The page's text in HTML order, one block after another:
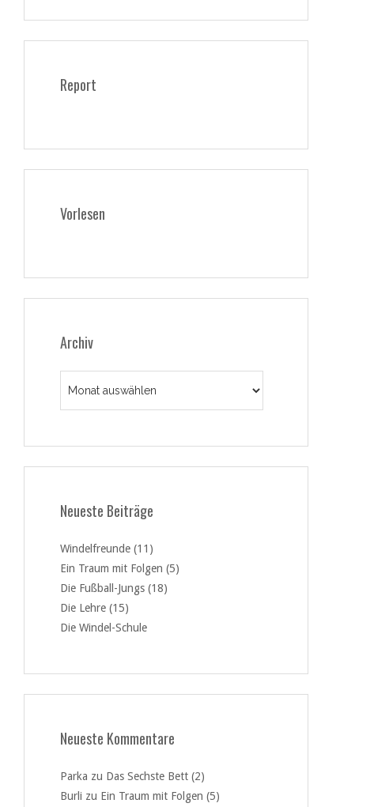
Report
Vorlesen
Archiv
Neueste Beiträge
Windelfreunde (11)
Ein Traum mit Folgen (5)
Die Fußball-Jungs (18)
Die Lehre (15)
Die Windel-Schule
Neueste Kommentare
Parka zu Das Sechste Bett (2)
Burli zu Ein Traum mit Folgen (5)